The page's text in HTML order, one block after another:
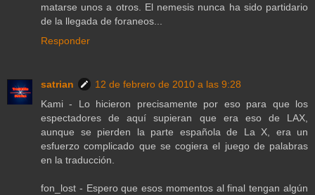
matarse unos a otros. El nemesis nunca ha sido partidario
de la llegada de foraneos...
Responder
satrian
12 de febrero de 2010 a las 9:28
Kami - Lo hicieron precisamente por eso para que los
espectadores de aquí supieran que era eso de LAX,
aunque se pierden la parte española de La X, era un
esfuerzo complicado que se cogiera el juego de palabras
en la traducción.
fon_lost - Espero que esos momentos al final tengan algún